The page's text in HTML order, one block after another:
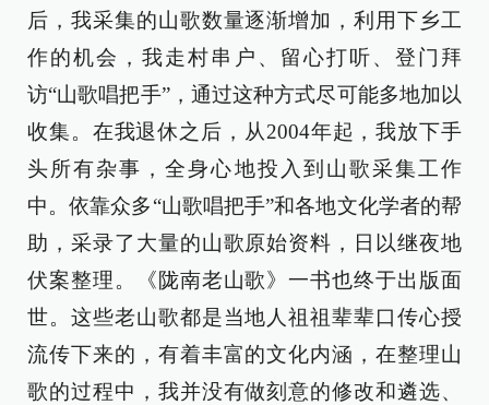
后，我采集的山歌数量逐渐增加，利用下乡工
作的机会，我走村串户、留心打听、登门拜
访“山歌唱把手”，通过这种方式尽可能多地加以
收集。在我退休之后，从2004年起，我放下手
头所有杂事，全身心地投入到山歌采集工作
中。依靠众多“山歌唱把手”和各地文化学者的帮
助，采录了大量的山歌原始资料，日以继夜地
伏案整理。《陇南老山歌》一书也终于出版面
世。这些老山歌都是当地人祖祖辈辈口传心授
流传下来的，有着丰富的文化内涵，在整理山
歌的过程中，我并没有做刻意的修改和遴选、